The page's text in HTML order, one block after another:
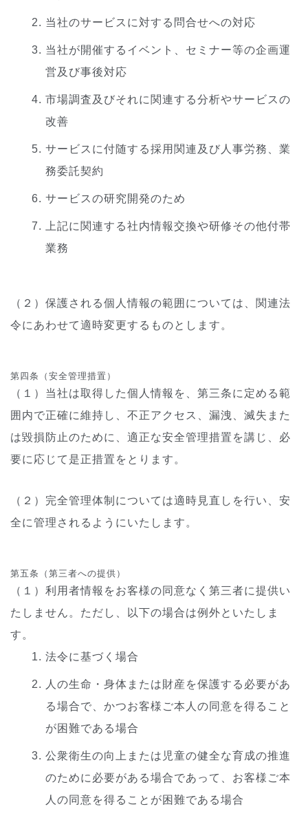
当社のサービスに対する問合せへの対応
当社が開催するイベント、セミナー等の企画運
営及び事後対応
市場調査及びそれに関連する分析やサービスの
改善
サービスに付随する採用関連及び人事労務、業
務委託契約
サービスの研究開発のため
上記に関連する社内情報交換や研修その他付帯
業務
（２）保護される個人情報の範囲については、関連法
令にあわせて適時変更するものとします。
第四条（安全管理措置）
（１）当社は取得した個人情報を、第三条に定める範
囲内で正確に維持し、不正アクセス、漏洩、滅失また
は毀損防止のために、適正な安全管理措置を講じ、必
要に応じて是正措置をとります。
（２）完全管理体制については適時見直しを行い、安
全に管理されるようにいたします。
第五条（第三者への提供）
（１）利用者情報をお客様の同意なく第三者に提供い
たしません。ただし、以下の場合は例外といたしま
す。
法令に基づく場合
人の生命・身体または財産を保護する必要があ
る場合で、かつお客様ご本人の同意を得ること
が困難である場合
公衆衛生の向上または児童の健全な育成の推進
のために必要がある場合であって、お客様ご本
人の同意を得ることが困難である場合